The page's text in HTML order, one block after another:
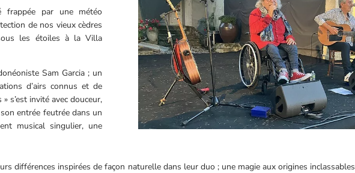
frappée par une météo
de nos vieux cèdres
les étoiles à la Villa
Sam Garcia ; un
d’airs connus et de
s’est invité avec douceur,
entrée feutrée dans un
musical singulier, une
différences inspirées de façon naturelle dans leur duo ; une magie aux origines